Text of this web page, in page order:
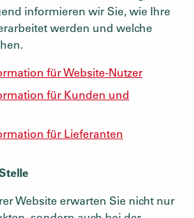
informieren wir Sie, wie Ihre
werden und welche
für Website-Nutzer
für Kunden und
für Lieferanten
Website erwarten Sie nicht nur